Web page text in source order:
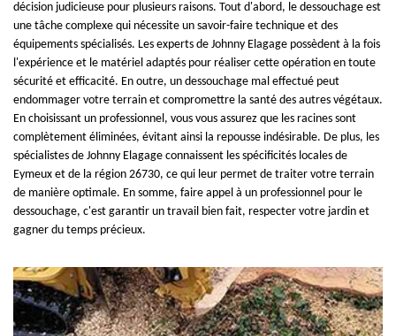
décision judicieuse pour plusieurs raisons. Tout d'abord, le dessouchage est
une tâche complexe qui nécessite un savoir-faire technique et des
équipements spécialisés. Les experts de Johnny Elagage possèdent à la fois
l'expérience et le matériel adaptés pour réaliser cette opération en toute
sécurité et efficacité. En outre, un dessouchage mal effectué peut
endommager votre terrain et compromettre la santé des autres végétaux.
En choisissant un professionnel, vous vous assurez que les racines sont
complètement éliminées, évitant ainsi la repousse indésirable. De plus, les
spécialistes de Johnny Elagage connaissent les spécificités locales de
Eymeux et de la région 26730, ce qui leur permet de traiter votre terrain
de manière optimale. En somme, faire appel à un professionnel pour le
dessouchage, c'est garantir un travail bien fait, respecter votre jardin et
gagner du temps précieux.